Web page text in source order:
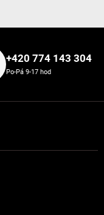
+420 774 143 304
Po-Pá 9-17 hod